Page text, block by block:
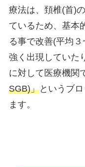
療法は、頚椎(首)
ているため、基本
る事で改善(平均
強く出現していた
に対して医療機関
SGB)」というブ
ます。